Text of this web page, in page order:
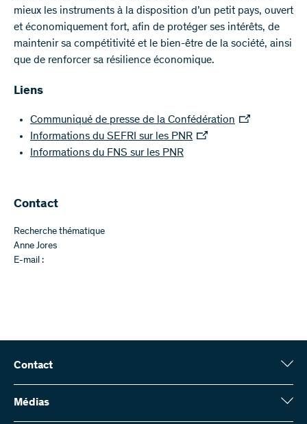
mieux les instruments à la disposition d’un petit pays, ouvert
et économiquement fort, afin de protéger ses intérêts, de
maintenir sa compétitivité et le bien-être de la société, ainsi
que de renforcer sa résilience économique.
Liens
Communiqué de presse de la Confédération
Informations du SEFRI sur les PNR
Informations du FNS sur les PNR
Contact
Recherche thématique
Anne Jores
E-mail :
Contact
Fonds national suisse (FNS)
Wildhainweg 3
Médias